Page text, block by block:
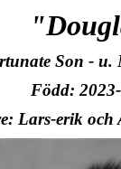
Son -
Född:
Lars-erik och